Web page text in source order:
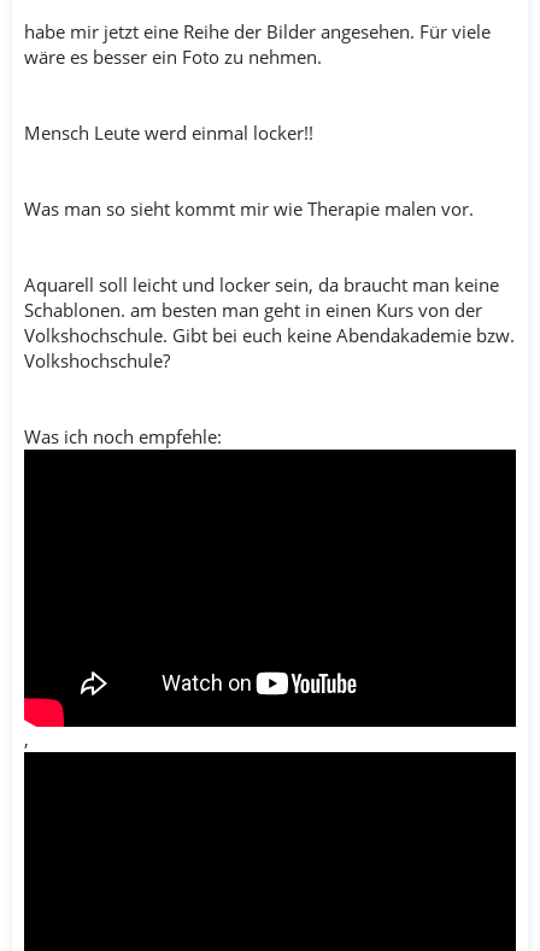
habe mir jetzt eine Reihe der Bilder angesehen. Für viele
wäre es besser ein Foto zu nehmen.
Mensch Leute werd einmal locker!!
Was man so sieht kommt mir wie Therapie malen vor.
Aquarell soll leicht und locker sein, da braucht man keine
Schablonen. am besten man geht in einen Kurs von der
Volkshochschule. Gibt bei euch keine Abendakademie bzw.
Volkshochschule?
Was ich noch empfehle:
,